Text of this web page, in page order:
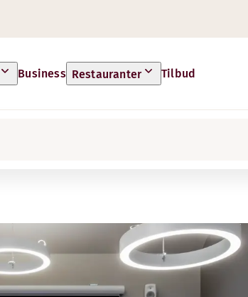
Business Restauranter Tilbud